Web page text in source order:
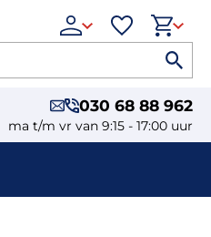
030 68 88 962
ma t/m vr van 9:15 - 17:00 uur